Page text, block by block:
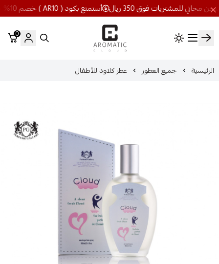
أستمتع بكود ( AR10 ) خصم 10% شحن مجاني للمشتريات فوق 350 ريال
اروماتيك كلاود
0
الرئيسية جميع العطور عطر كلاود للأطفال